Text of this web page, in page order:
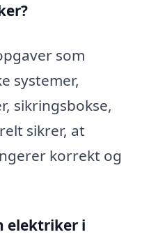
som
systemer,
sikringsbokse,
sikrer, at
korrekt og
elektriker i